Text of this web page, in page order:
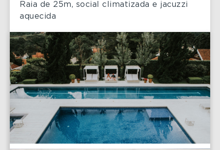
Raia de 25m, social climatizada e jacuzzi
aquecida